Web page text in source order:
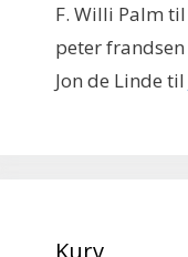
F. Willi Palm til
peter frandsen
Jon de Linde til
Kurv